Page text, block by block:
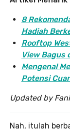
8
Hadiah
Rooftop
View Bagus
Mengenal
Potensi
Updated by
Nah, itulah